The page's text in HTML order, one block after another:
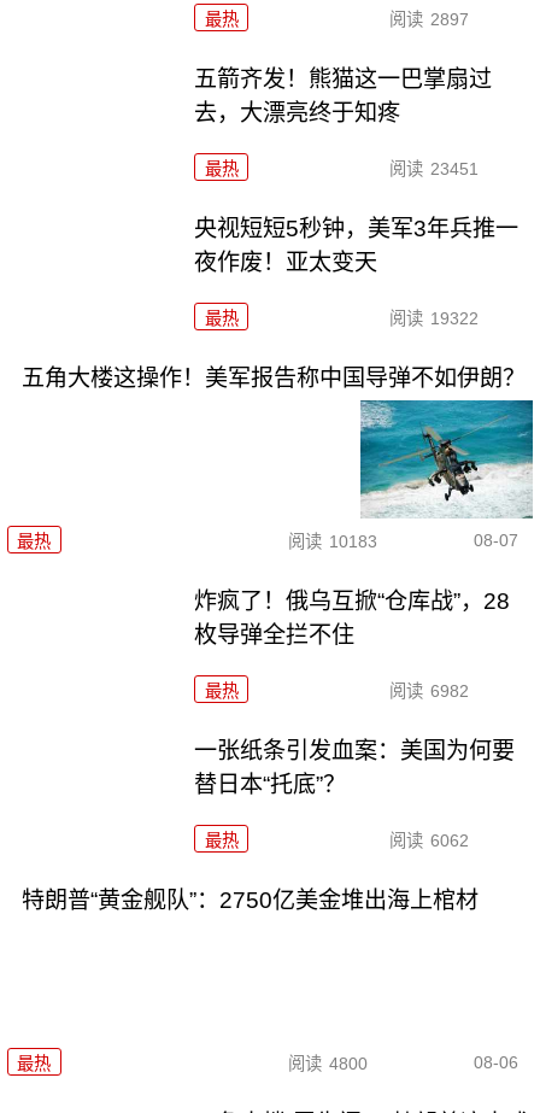
最热 阅读 2897
五箭齐发！熊猫这一巴掌扇过
去，大漂亮终于知疼
最热 阅读 23451
央视短短5秒钟，美军3年兵推一
夜作废！亚太变天
最热 阅读 19322
五角大楼这操作！美军报告称中国导弹不如伊朗？
最热 阅读 10183 08-07
炸疯了！俄乌互掀“仓库战”，28
枚导弹全拦不住
最热 阅读 6982
一张纸条引发血案：美国为何要
替日本“托底”？
最热 阅读 6062
特朗普“黄金舰队”：2750亿美金堆出海上棺材
最热 阅读 4800 08-06